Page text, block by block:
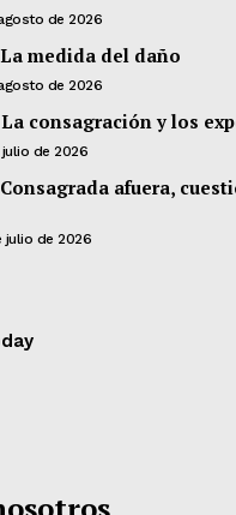
de 2026
medida del daño
de 2026
consagración y los
julio de 2026
afuera,
julio de 2026